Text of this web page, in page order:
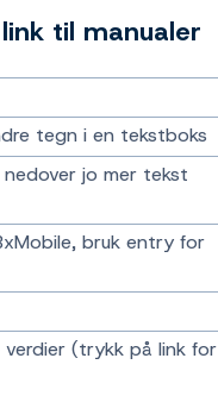
til manualer
tegn i en tekstboks
jo mer tekst
bruk entry for
(trykk på link for